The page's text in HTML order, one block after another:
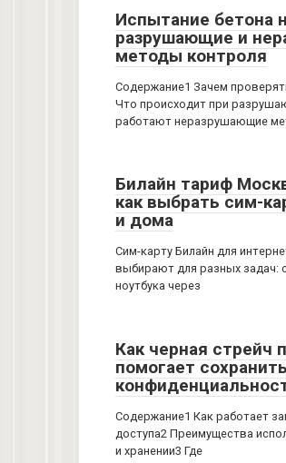
Испытание бетона
разрушающие и
методы контроля
Содержание1 Зачем
Что происходит при
работают неразрушающие
Билайн тариф
как выбрать сим-
и дома
Сим-карту Билайн для
выбирают для разных задач:
ноутбука через
Как черная стрейч
помогает
Содержание1 Как работает
доступа2 Преимущества
и хранении3 Где